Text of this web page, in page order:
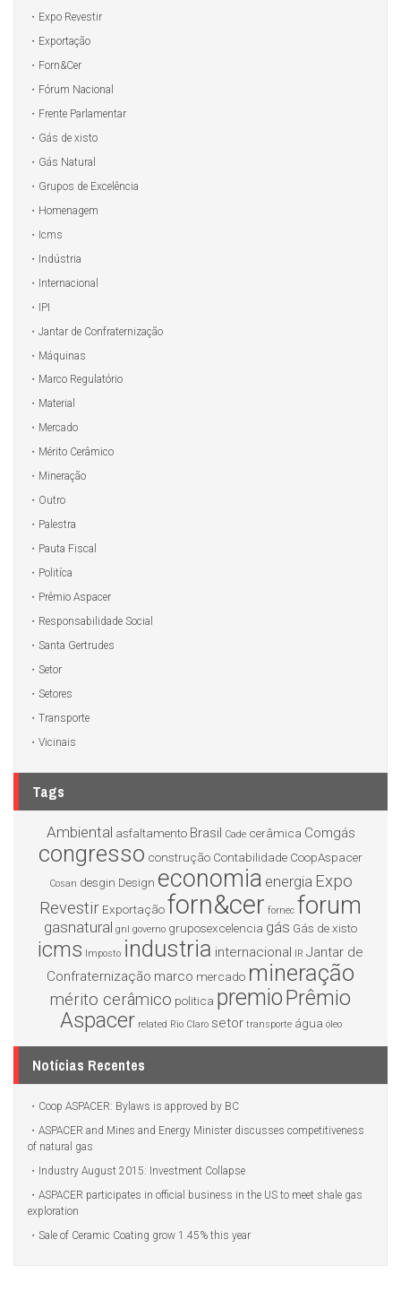
Expo Revestir
Exportação
Forn&Cer
Fórum Nacional
Frente Parlamentar
Gás de xisto
Gás Natural
Grupos de Excelência
Homenagem
Icms
Indústria
Internacional
IPI
Jantar de Confraternização
Máquinas
Marco Regulatório
Material
Mercado
Mérito Cerâmico
Mineração
Outro
Palestra
Pauta Fiscal
Politíca
Prêmio Aspacer
Responsabilidade Social
Santa Gertrudes
Setor
Setores
Transporte
Vicinais
Tags
Ambiental asfaltamento Brasil Cade cerâmica Comgás
congresso construção Contabilidade CoopAspacer
Cosan desgin Design economia energia Expo
Revestir Exportaçãoforn&cer fornec forum
gasnatural gnl governo gruposexcelencia gás Gás de xisto
icms Imposto industria internacional IR Jantar de
Confraternização marco mercado mineração
mérito cerâmico politica premioPrêmio
Aspacer related Rio Claro setor transporte água óleo
Notícias Recentes
Coop ASPACER: Bylaws is approved by BC
ASPACER and Mines and Energy Minister discusses competitiveness
of natural gas
Industry August 2015: Investment Collapse
ASPACER participates in official business in the US to meet shale gas
exploration
Sale of Ceramic Coating grow 1.45% this year